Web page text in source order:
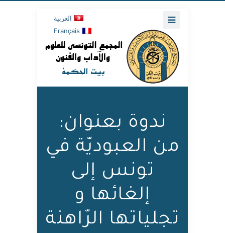
العربية
Français
ندوة بعنوان:
من العبوديّة في
تونس إلى
إلغائها و
تجلياتها الرّاهنة